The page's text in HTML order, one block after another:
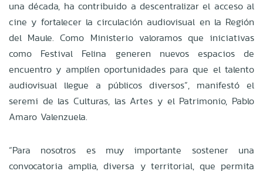
una década, ha contribuido a descentralizar el acceso al
cine y fortalecer la circulación audiovisual en la Región
del Maule. Como Ministerio valoramos que iniciativas
como Festival Felina generen nuevos espacios de
encuentro y amplíen oportunidades para que el talento
audiovisual llegue a públicos diversos”, manifestó el
seremi de las Culturas, las Artes y el Patrimonio, Pablo
Amaro Valenzuela.
“Para nosotros es muy importante sostener una
convocatoria amplia, diversa y territorial, que permita